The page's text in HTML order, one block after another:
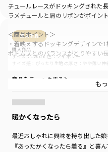
購入商品
購入商品
サイズ感 ：ぴったり 生地の厚さ ：やや薄い 伸
サイズ：120cm 色：アイボリー
商品をチェックする＞
暖かくなったら
最近おしゃれに興味を持ち出した娘
『あったかくなったら着る』と喜ん
チュールレースがドッキングされた長
ラメチュールと肩のリボンがポイン
＜商品ポイント＞
・着映えするドッキングデザインで
ボトムスとのバランスがとりやすい
ジュアルダウンさせるのがオススメ。
・肩リボンは縫い付けておりほどけ
・お色はアイボリー・ピンク・ブラ
-----
透け感：ややあり
も